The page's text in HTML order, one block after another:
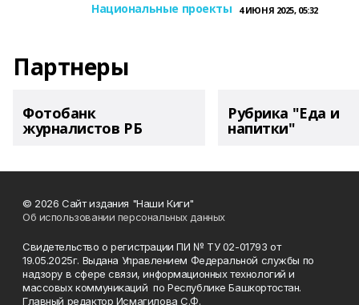
Национальные проекты 4 ИЮНЯ 2025, 05:32
Партнеры
Фотобанк
журналистов РБ
Рубрика "Еда и
напитки"
© 2026 Сайт издания "Наши Киги"
Об использовании персональных данных
Свидетельство о регистрации ПИ № ТУ 02-01793 от
19.05.2025г. Выдана Управлением Федеральной службы по
надзору в сфере связи, информационных технологий и
массовых коммуникаций по Республике Башкортостан.
Главный редактор Исмагилова С.Ф.